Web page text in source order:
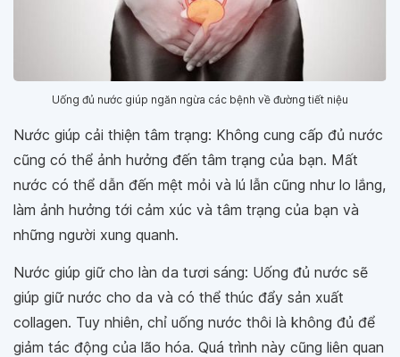
Uống đủ nước giúp ngăn ngừa các bệnh về đường tiết niệu
Nước giúp cải thiện tâm trạng: Không cung cấp đủ nước
cũng có thể ảnh hưởng đến tâm trạng của bạn. Mất
nước có thể dẫn đến mệt mỏi và lú lẫn cũng như lo lắng,
làm ảnh hưởng tới cảm xúc và tâm trạng của bạn và
những người xung quanh.
Nước giúp giữ cho làn da tươi sáng: Uống đủ nước sẽ
giúp giữ nước cho da và có thể thúc đẩy sản xuất
collagen. Tuy nhiên, chỉ uống nước thôi là không đủ để
giảm tác động của lão hóa. Quá trình này cũng liên quan